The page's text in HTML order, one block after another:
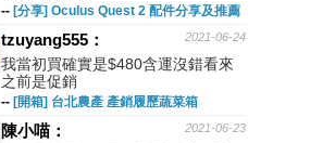
-- [分享] Oculus Quest 2 配件分享及推薦
2021-06-24
tzuyang555：
我當初買確實是$480含運沒錯看來
之前是促銷
-- [開箱] 台北農產 產銷履歷蔬菜箱
2021-06-23
陳小喵：